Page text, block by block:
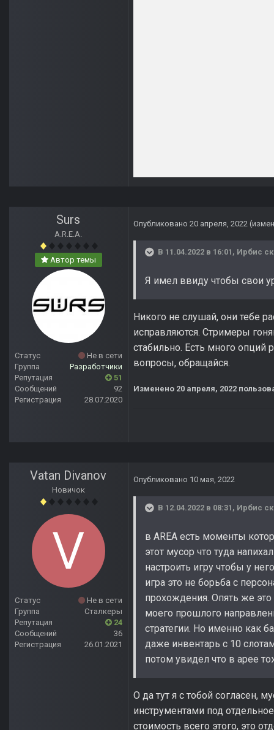
Surs
A.R.E.A.
Автор темы
Статус
Не в сети
Группа
Разработчики
Репутация
51
Сообщений
92
Регистрация
28.07.2020
Опубликовано 20 апреля, 2022
В 11.04.2022 в 16:01, Ирбис
Я имел ввиду чтобы свои
Никого не слушай, они тебе
исправляются. Стримеры
стабильно. Есть много
вопросы, обращайся.
Изменено 20 апреля, 2022
Vatan Divanov
Новичок
Статус
Не в сети
Группа
Сталкеры
Репутация
24
Сообщений
36
Регистрация
26.01.2021
Опубликовано 10 мая, 2022
В 12.04.2022 в 08:31, Ирбис
в AREA есть моменты
этот мусор что туда
настроить игру чтобы у
игра это не борьба с
прохождения. Опять же это
моего прошлого
стратегии. Но именно как
даже инвентарь с 10
потом увидел что в арее
О да тут я с тобой согласен,
инструментами под
стоимость всего этого, это